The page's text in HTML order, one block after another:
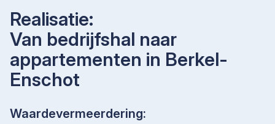
Realisatie:
Van bedrijfshal naar
appartementen in Berkel-
Enschot
Waardevermeerdering: